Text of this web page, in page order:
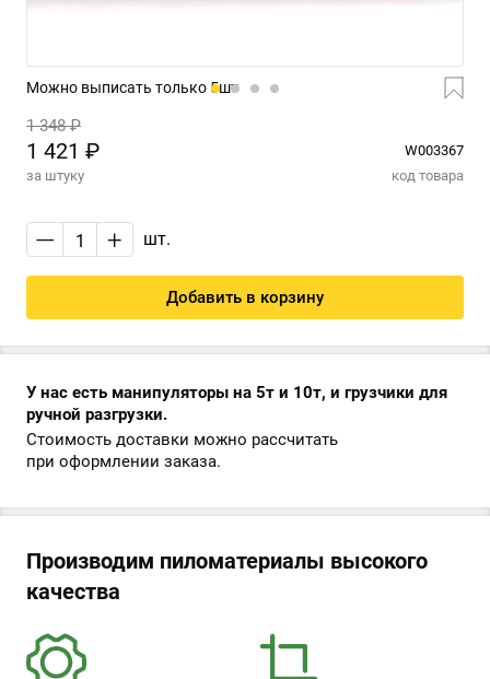
Можно выписать только 5шт
1 348 ₽
1 421 ₽
W003367
за штуку
код товара
— + шт.
Добавить в корзину
У нас есть манипуляторы на 5т и 10т, и грузчики для
ручной разгрузки.
Стоимость доставки можно рассчитать
при оформлении заказа.
Производим пиломатериалы высокого
качества